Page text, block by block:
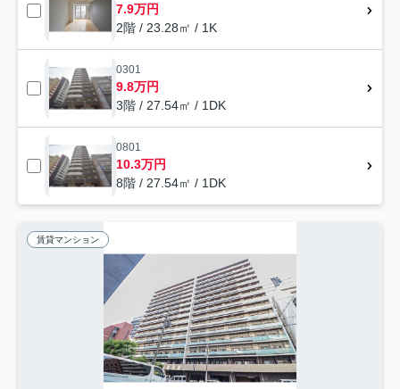
7.9万円
2階 / 23.28㎡ / 1K
0301
9.8万円
3階 / 27.54㎡ / 1DK
0801
10.3万円
8階 / 27.54㎡ / 1DK
賃貸マンション